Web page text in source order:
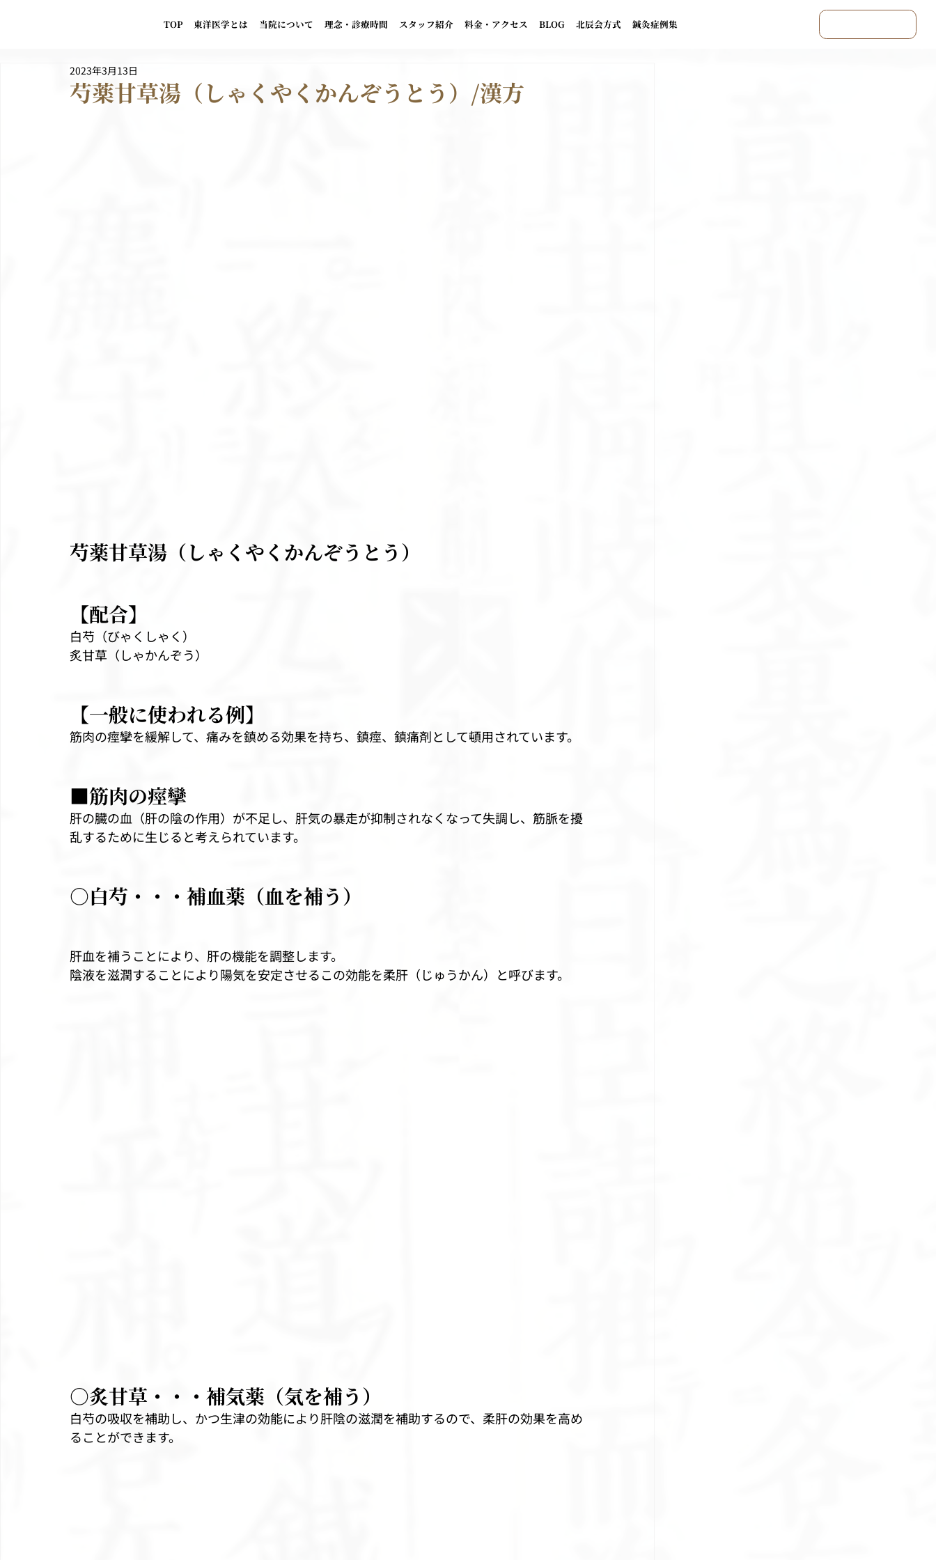
TOP 東洋医学とは 当院について 理念・診療時間 スタッフ紹介 料金・アクセス BLOG 北辰会方式 鍼灸症例集
芍薬甘草湯（しゃくやくかんぞうとう）/漢方
2023年3月13日
芍薬甘草湯（しゃくやくかんぞうとう）
【配合】
白芍（びゃくしゃく）
炙甘草（しゃかんぞう）
【一般に使われる例】
筋肉の痙攣を緩解して、痛みを鎮める効果を持ち、鎮痙、鎮痛剤として頓用されています。
■筋肉の痙攣
肝の臓の血（肝の陰の作用）が不足し、肝気の暴走が抑制されなくなって失調し、筋脈を擾
乱するために生じると考えられています。
○白芍・・・補血薬（血を補う）
肝血を補うことにより、肝の機能を調整します。
陰液を滋潤することにより陽気を安定させるこの効能を柔肝（じゅうかん）と呼びます。
○炙甘草・・・補気薬（気を補う）
白芍の吸収を補助し、かつ生津の効能により肝陰の滋潤を補助するので、柔肝の効果を高め
ることができます。